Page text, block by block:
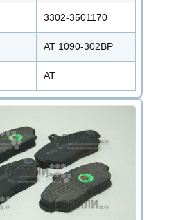
3302-3501170
AT 1090-302BP
АТ